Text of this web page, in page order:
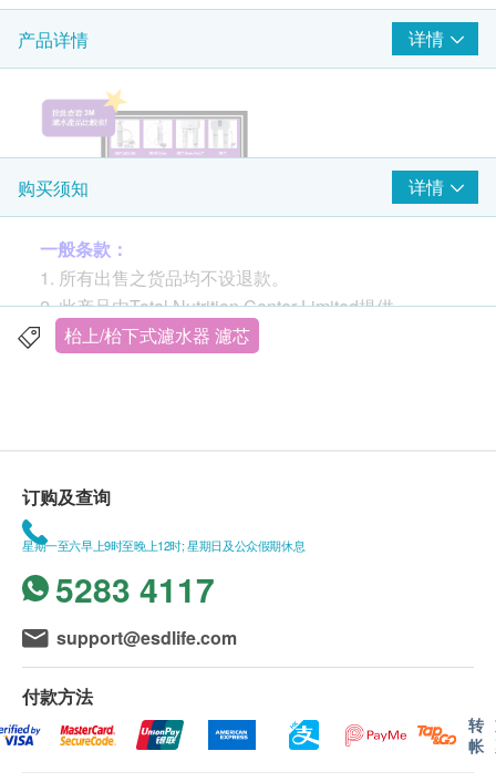
产品详情 详情
过滤精密度：0.5微米
有效过滤水量：800加仑(3,000公升)
流量：0.5加仑/分钟(1.9公升/分钟)
有效过滤水中平均99.3%铅粒子及离子、铁锈、余
专利内置绕道设计，更换滤芯时无须关掉是水源
适用水温：摄氏4.4-38度/ 适用水压：25-125psi
当水流速度减慢时应更换滤芯，建议每6至9个月更
用期为12个月。
储存方法: 请存放在阴凉干爽
产品成份: 活性碳碳砖
购买须知 详情
一般条款：
1. 所有出售之货品均不设退款。
2. 此产品由Total Nutrition Center Limited提供。
3. 如有任何争议，Total Nutrition Center Limited及健
满HK$500需附加HK$30运费。
额外附加费：如无电梯住宅将收取每件每层$50。
址，因地理原因需要个别人手额外运送，需按情况
限公司决定为准。
我们将于确定订单后3个工作天内安排發货。(
Quooker 顾客会于3个工作天内获供应商联络, 并于
14天内安排发货)
枱上/枱下式濾水器 濾芯
订购及查询
星期一至六早上9时至晚上12时; 星期日及公众假期休息
5283 4117
support@esdlife.com
付款方法
转
帐